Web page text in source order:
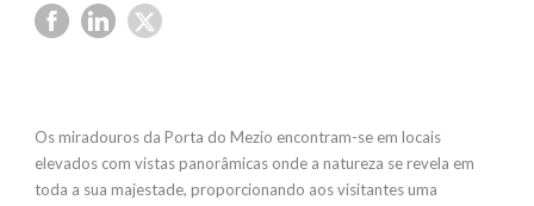
Os miradouros da Porta do Mezio encontram-se em locais
elevados com vistas panorâmicas onde a natureza se revela em
toda a sua majestade, proporcionando aos visitantes uma